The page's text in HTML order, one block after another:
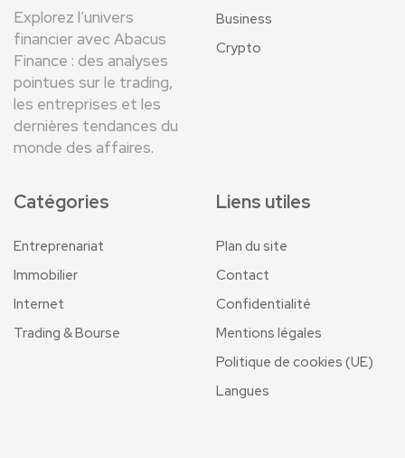
Explorez l’univers
financier avec Abacus
Finance : des analyses
pointues sur le trading,
les entreprises et les
dernières tendances du
monde des affaires.
Business
Crypto
Catégories
Entreprenariat
Immobilier
Internet
Trading & Bourse
Liens utiles
Plan du site
Contact
Confidentialité
Mentions légales
Politique de cookies (UE)
Langues